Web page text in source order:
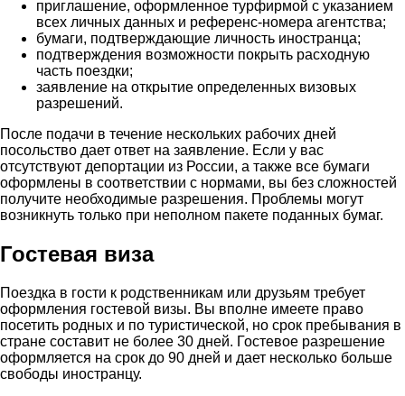
приглашение, оформленное турфирмой с указанием
всех личных данных и референс-номера агентства;
бумаги, подтверждающие личность иностранца;
подтверждения возможности покрыть расходную
часть поездки;
заявление на открытие определенных визовых
разрешений.
После подачи в течение нескольких рабочих дней
посольство дает ответ на заявление. Если у вас
отсутствуют депортации из России, а также все бумаги
оформлены в соответствии с нормами, вы без сложностей
получите необходимые разрешения. Проблемы могут
возникнуть только при неполном пакете поданных бумаг.
Гостевая виза
Поездка в гости к родственникам или друзьям требует
оформления гостевой визы. Вы вполне имеете право
посетить родных и по туристической, но срок пребывания в
стране составит не более 30 дней. Гостевое разрешение
оформляется на срок до 90 дней и дает несколько больше
свободы иностранцу.